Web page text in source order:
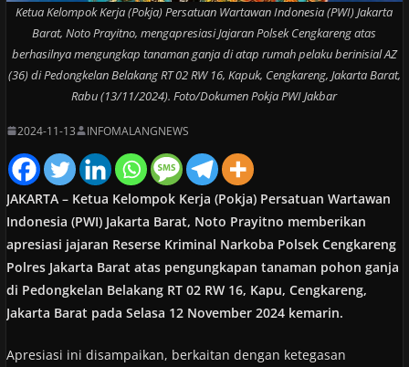
Ketua Kelompok Kerja (Pokja) Persatuan Wartawan Indonesia (PWI) Jakarta
Barat, Noto Prayitno, mengapresiasi Jajaran Polsek Cengkareng atas
berhasilnya mengungkap tanaman ganja di atap rumah pelaku berinisial AZ
(36) di Pedongkelan Belakang RT 02 RW 16, Kapuk, Cengkareng, Jakarta Barat,
Rabu (13/11/2024). Foto/Dokumen Pokja PWI Jakbar
2024-11-13 INFOMALANGNEWS
JAKARTA – Ketua Kelompok Kerja (Pokja) Persatuan Wartawan
Indonesia (PWI) Jakarta Barat, Noto Prayitno memberikan
apresiasi jajaran Reserse Kriminal Narkoba Polsek Cengkareng
Polres Jakarta Barat atas pengungkapan tanaman pohon ganja
di Pedongkelan Belakang RT 02 RW 16, Kapu, Cengkareng,
Jakarta Barat pada Selasa 12 November 2024 kemarin.
Apresiasi ini disampaikan, berkaitan dengan ketegasan